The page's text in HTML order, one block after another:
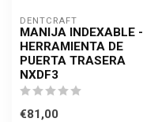
DENTCRAFT
MANIJA INDEXABLE -
HERRAMIENTA DE
PUERTA TRASERA
NXDF3
€81,00